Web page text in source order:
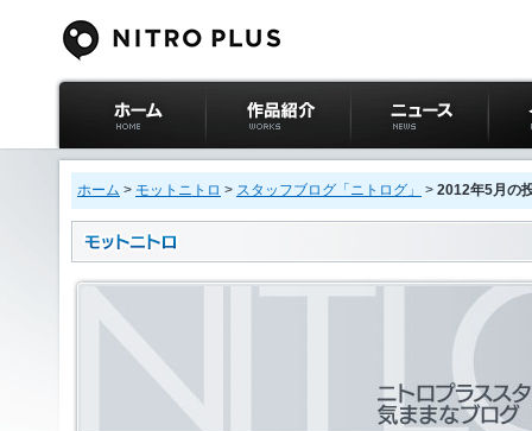
ニトロプラス公式
サイト ホーム
作品紹介 ニュース イベ
ホーム > モットニトロ > スタッフブログ「ニトログ」 > 2012年5月の